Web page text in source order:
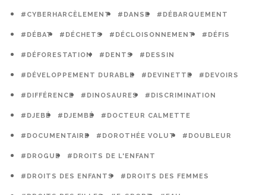
#CYBERHARCÈLEMENT #DANSE #DÉBARQUEMENT
#DÉBAT #DÉCHETS #DÉCLOISONNEMENT #DÉFIS
#DÉFORESTATION #DENTS #DESSIN
#DÉVELOPPEMENT DURABLE #DEVINETTE #DEVOIRS
#DIFFÉRENCE #DINOSAURES #DISCRIMINATION
#DJEBÉ #DJEMBÉ #DOCTEUR CALMETTE
#DOCUMENTAIRE #DOROTHÉE VOLUT #DOUBLEUR
#DROGUE #DROITS DE L'ENFANT
#DROITS DES ENFANTS #DROITS DES FEMMES